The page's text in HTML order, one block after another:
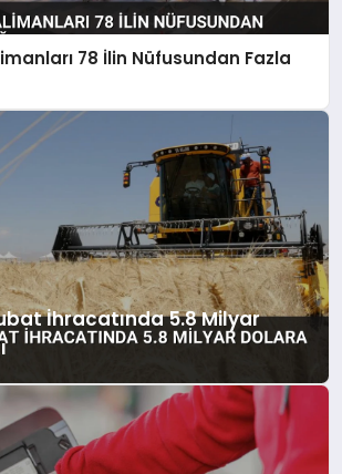
78 İlin Nüfusundan Fazla
İhracatında 5.8 Milyar